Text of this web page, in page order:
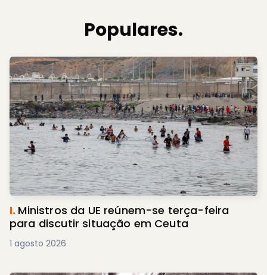
Populares.
I. Ministros da UE reúnem-se terça-feira
para discutir situação em Ceuta
1 agosto 2026